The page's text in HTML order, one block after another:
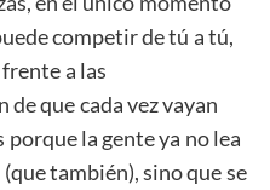
competir de tú a tú,
a las
que cada vez vayan
la gente ya no lea
también), sino que se